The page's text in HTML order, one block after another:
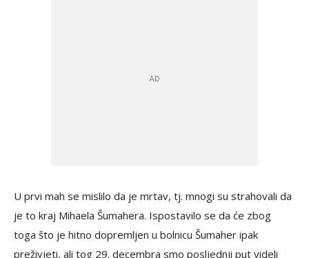
U prvi mah se mislilo da je mrtav, tj. mnogi su strahovali da
je to kraj Mihaela Šumahera. Ispostavilo se da će zbog
toga što je hitno dopremljen u bolnicu Šumaher ipak
preživjeti, ali tog 29. decembra smo posljednji put videli